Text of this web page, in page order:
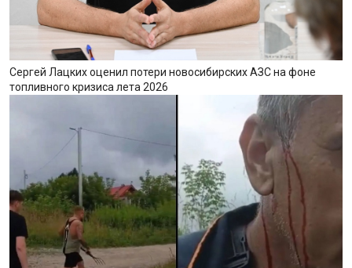
Сергей Лацких оценил потери новосибирских АЗС на фоне
топливного кризиса лета 2026